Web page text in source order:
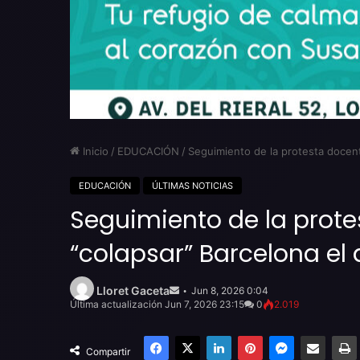
Inicio / EDUCACIÓN / Seguimiento de la protesta
EDUCACIÓN ÚLTIMAS NOTICIAS
Seguimiento de la
“colapsar” Barcelona
Lloret Gaceta
emailJun 8, 2026 0:04
Última actualización Jun 7, 2026 23:15
0 2.019
Compartir
Facebook
X LinkedInPinterestMessenger
Compartir por email